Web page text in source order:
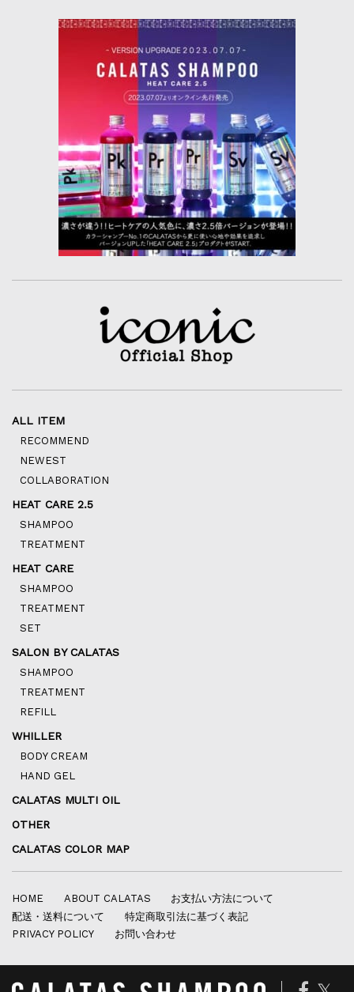
ALL ITEM
RECOMMEND
NEWEST
COLLABORATION
HEAT CARE 2.5
SHAMPOO
TREATMENT
HEAT CARE
SHAMPOO
TREATMENT
SET
SALON BY CALATAS
SHAMPOO
TREATMENT
REFILL
WHILLER
BODY CREAM
HAND GEL
CALATAS MULTI OIL
OTHER
CALATAS COLOR MAP
HOME ABOUT CALATAS
お支払い方法について
配送・送料について
特定商取引法に基づく表記
PRIVACY POLICY
お問い合わせ